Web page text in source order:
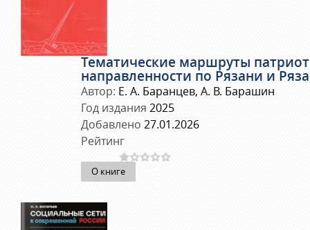
Тематические маршруты
направленности по Рязани и
Автор: Е. А. Баранцев, А. В. Барашин
Год издания 2025
Добавлено 27.01.2026
Рейтинг
О книге